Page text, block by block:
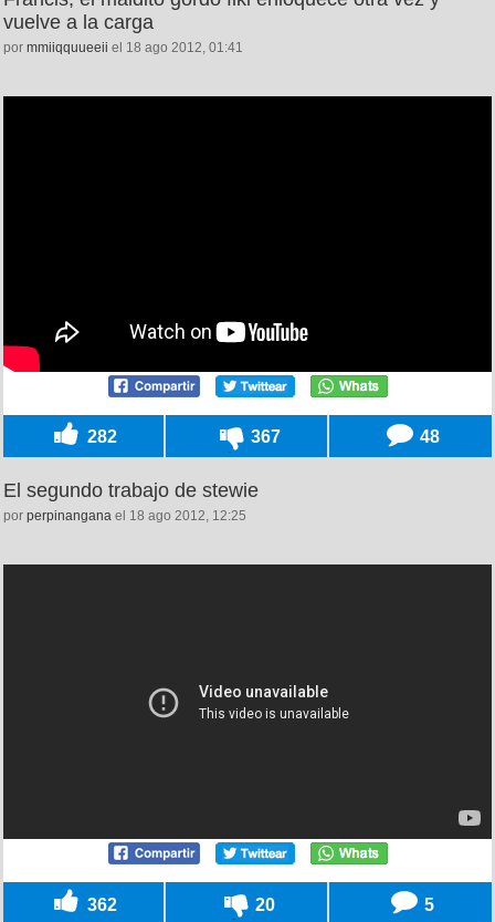
vuelve a la carga
por mmiiqquueeii el 18 ago 2012, 01:41
282 367 48
El segundo trabajo de stewie
por perpinangana el 18 ago 2012, 12:25
362 20 5